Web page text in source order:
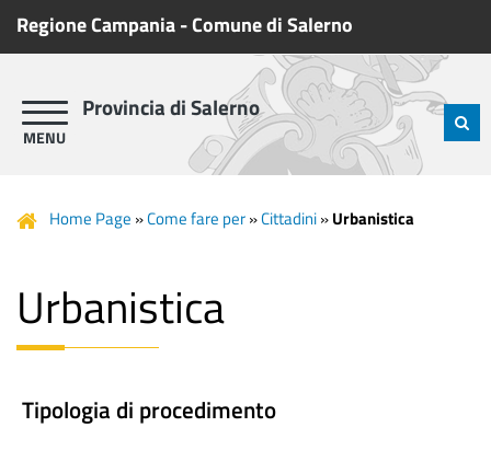
Regione Campania-Comune di Salerno
Provincia di Salerno
Home Page »Come fare per»Cittadini»Urbanistica
Urbanistica
Tipologia di procedimento